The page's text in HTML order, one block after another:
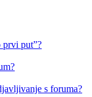
prvi put”?
s foruma?